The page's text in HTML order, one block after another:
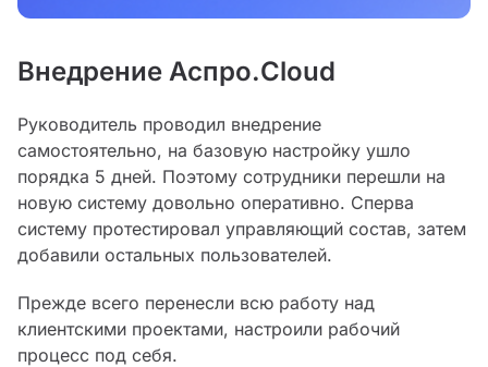
Внедрение Аспро.Cloud
Руководитель проводил внедрение
самостоятельно, на базовую настройку ушло
порядка 5 дней. Поэтому сотрудники перешли на
новую систему довольно оперативно. Сперва
систему протестировал управляющий состав, затем
добавили остальных пользователей.
Прежде всего перенесли всю работу над
клиентскими проектами, настроили рабочий
процесс под себя.